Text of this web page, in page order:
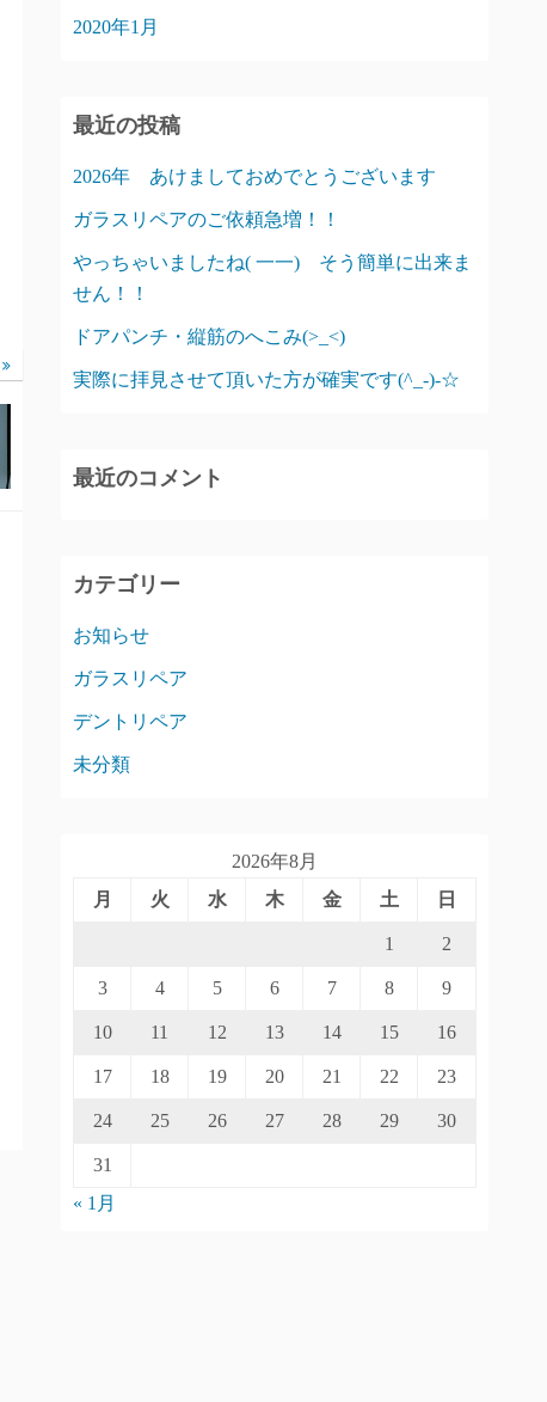
2020年1月
最近の投稿
2026年 あけましておめでとうございます
ガラスリペアのご依頼急増！！
やっちゃいましたね( 一一) そう簡単に出来ま
せん！！
ドアパンチ・縦筋のへこみ(>_<)
実際に拝見させて頂いた方が確実です(^_-)-☆
最近のコメント
カテゴリー
お知らせ
ガラスリペア
デントリペア
未分類
2026年8月
月
火 水 木 金 土 日
1 2
3 4 5 6 7 8 9
10 11 12 13 14 15 16
17 18 19 20 21 22 23
24 25 26 27 28 29 30
31
« 1月